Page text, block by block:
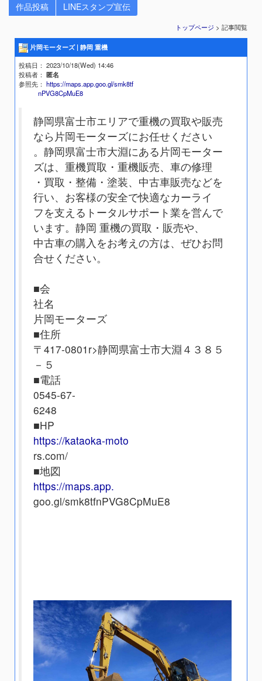
作品投稿
LINEスタンプ宣伝
トップページ > 記事閲覧
片岡モーターズ | 静岡 重機
投稿日 ： 2023/10/18(Wed) 14:46
投稿者 ：匿名
参照先 ：https://maps.app.goo.gl/smk8tf
nPVG8CpMuE8
静岡県富士市エリアで重機の買取や販売
なら片岡モーターズにお任せください
。静岡県富士市大淵にある片岡モーター
ズは、重機買取・重機販売、車の修理
・買取・整備・塗装、中古車販売などを
行い、お客様の安全で快適なカーライ
フを支えるトータルサポート業を営んで
います。静岡 重機の買取・販売や、
中古車の購入をお考えの方は、ぜひお問
合せください。
■会
社名
片岡モーターズ
■住所
〒417-0801 r>静岡県富士市大淵４３８５
－５
■電話
0545-67-
6248
■HP
https://kataoka-moto
rs.com/
■地図
https://maps.app.
goo.gl/smk8tfnPVG8CpMuE8